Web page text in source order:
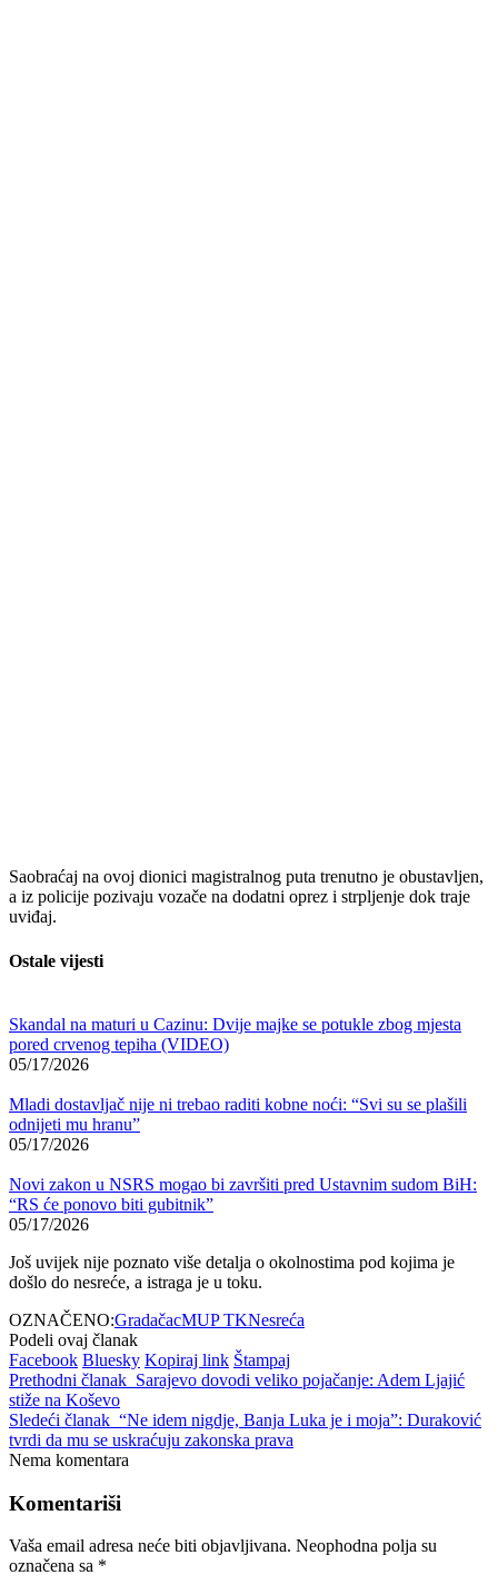
Saobraćaj na ovoj dionici magistralnog puta trenutno je obustavljen,
a iz policije pozivaju vozače na dodatni oprez i strpljenje dok traje
uviđaj.
Ostale vijesti
Skandal na maturi u Cazinu: Dvije majke se potukle zbog mjesta
pored crvenog tepiha (VIDEO)
05/17/2026
Mladi dostavljač nije ni trebao raditi kobne noći: “Svi su se plašili
odnijeti mu hranu”
05/17/2026
Novi zakon u NSRS mogao bi završiti pred Ustavnim sudom BiH:
“RS će ponovo biti gubitnik”
05/17/2026
Još uvijek nije poznato više detalja o okolnostima pod kojima je
došlo do nesreće, a istraga je u toku.
OZNAČENO:GradačacMUP TKNesreća
Podeli ovaj članak
Facebook Bluesky Kopiraj link Štampaj
Prethodni članak Sarajevo dovodi veliko pojačanje: Adem Ljajić
stiže na Koševo
Sledeći članak “Ne idem nigdje, Banja Luka je i moja”: Duraković
tvrdi da mu se uskraćuju zakonska prava
Nema komentara
Komentariši
Vaša email adresa neće biti objavljivana. Neophodna polja su
označena sa *